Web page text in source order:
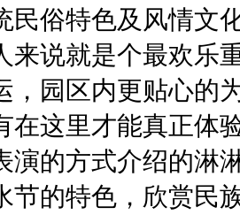
民俗特色及风情文
来说就是个最欢乐
，园区内更贴心的
在这里才能真正体
演的方式介绍的淋
节的特色，欣赏民